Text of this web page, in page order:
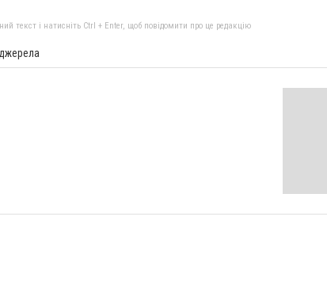
текст і натисніть Ctrl + Enter, щоб повідомити про це редакцію